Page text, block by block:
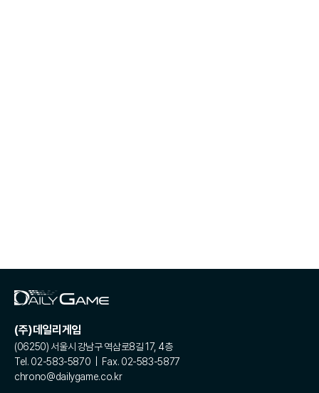
(주)데일리게임
(06250) 서울시 강남구 역삼로8길 17, 4층
Tel. 02-583-5870 | Fax. 02-583-5877
chrono@dailygame.co.kr